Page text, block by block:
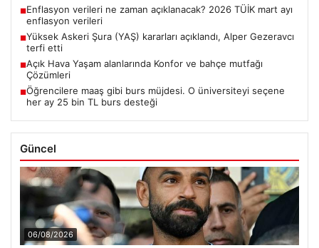
■Enflasyon verileri ne zaman açıklanacak? 2026 TÜİK mart ayı
enflasyon verileri
■Yüksek Askeri Şura (YAŞ) kararları açıklandı, Alper Gezeravcı
terfi etti
■Açık Hava Yaşam alanlarında Konfor ve bahçe mutfağı
Çözümleri
■Öğrencilere maaş gibi burs müjdesi. O üniversiteyi seçene
her ay 25 bin TL burs desteği
Güncel
06/08/2026